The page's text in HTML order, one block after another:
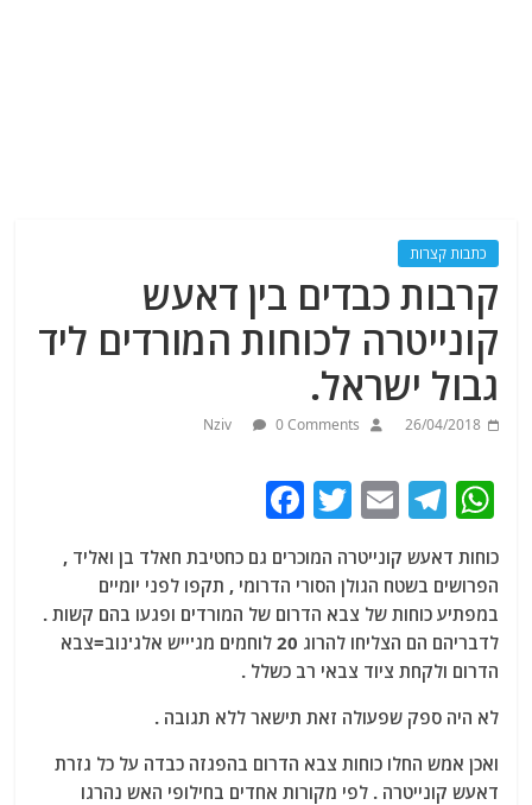
כתבות קצרות
קרבות כבדים בין דאעש
קונייטרה לכוחות המורדים ליד
גבול ישראל.
26/04/2018
Nziv 0 Comments
W
at
s
A
p
p
T
e
g
ra
m
E
ai
l
T
itt
er
c
e
b
o
o
k
כוחות דאעש קונייטרה המוכרים גם כחטיבת חאלד בן ואליד ,
הפרושים בשטח הגולן הסורי הדרומי , תקפו לפני יומיים
במפתיע כוחות של צבא הדרום של המורדים ופגעו בהם קשות .
לדבריהם הם הצליחו להרוג 20 לוחמים מג'ייש אלג'נוב=צבא
הדרום ולקחת ציוד צבאי רב כשלל .
לא היה ספק שפעולה זאת תישאר ללא תגובה .
ואכן אמש החלו כוחות צבא הדרום בהפגזה כבדה על כל גזרת
דאעש קונייטרה . לפי מקורות אחדים בחילופי האש נהרגו